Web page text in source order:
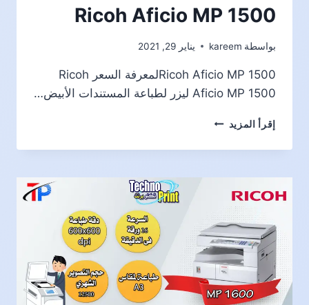
Ricoh Aficio MP 1500
بواسطة kareem يناير 29, 2021
Ricoh Aficio MP 1500لمعرفة السعر Ricoh
Aficio MP 1500 ليزر لطباعة المستندات الأبيض…
إقرأ المزيد RICOH
MP